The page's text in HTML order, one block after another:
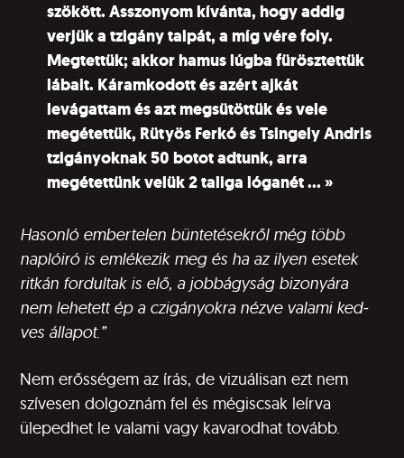
szökött. Asszonyom kívánta, hogy addig
verjük a tzigány talpát, a míg vére foly.
Megtettük; akkor hamus lúgba fürösztettük
lábait. Káramkodott és azért ajkát
levágattam és azt megsütöttük és vele
megétettük, Rütyös Ferkó és Tsingely Andris
tzigányoknak 50 botot adtunk, arra
megétettünk velük 2 taliga lóganét … »
Hasonló embertelen büntetésekről még több
naplóiró is emlékezik meg és ha az ilyen esetek
ritkán fordultak is elő, a jobbágyság bizonyára
nem lehetett ép a czigányokra nézve valami ked­
ves állapot.”
Nem erősségem az írás, de vizuálisan ezt nem
szívesen dolgoznám fel és mégiscsak leírva
ülepedhet le valami vagy kavarodhat tovább.